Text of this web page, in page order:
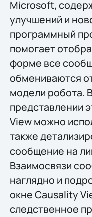
Microsoft,
улучшений и
программный
помогает
форме все
обмениваются
модели робота.
представлении
View можно
также
сообщение на
Взаимосвязи
наглядно и
окне Causality
следственное